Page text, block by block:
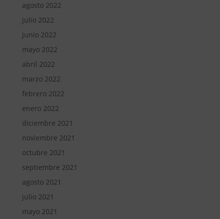
agosto 2022
julio 2022
junio 2022
mayo 2022
abril 2022
marzo 2022
febrero 2022
enero 2022
diciembre 2021
noviembre 2021
octubre 2021
septiembre 2021
agosto 2021
julio 2021
mayo 2021